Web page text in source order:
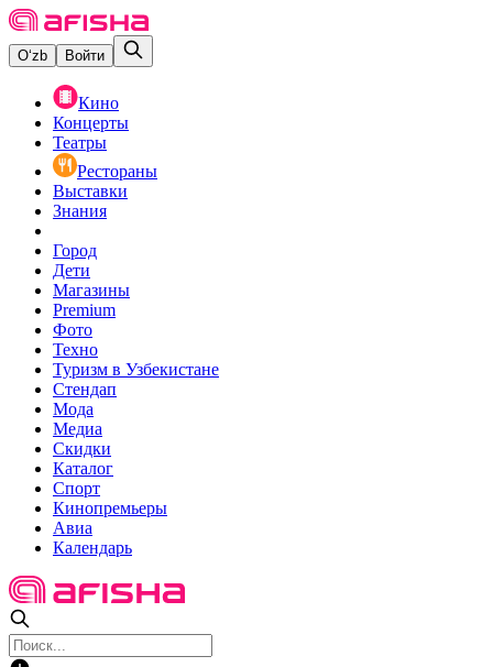
O‘zb Войти
Кино
Концерты
Театры
Рестораны
Выставки
Знания
Город
Дети
Магазины
Premium
Фото
Техно
Туризм в Узбекистане
Стендап
Мода
Медиа
Скидки
Каталог
Спорт
Кинопремьеры
Авиа
Календарь